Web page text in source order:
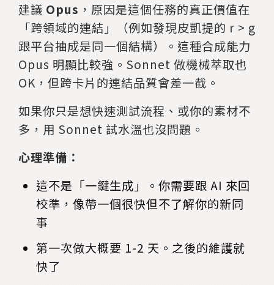
建議 Opus ，原因是這個任務的真正價值在
「跨領域的連結」（例如發現皮凱提的 r > g
跟平台抽成是同一個結構）。這種合成能力
Opus 明顯比較強。Sonnet 做機械萃取也
OK，但跨卡片的連結品質會差一截。
如果你只是想快速測試流程、或你的素材不
多，用 Sonnet 試水溫也沒問題。
心理準備：
這不是「一鍵生成」。你需要跟 AI 來回
校準，像帶一個很快但不了解你的新同
事
第一次做大概要 1-2 天。之後的維護就
快了